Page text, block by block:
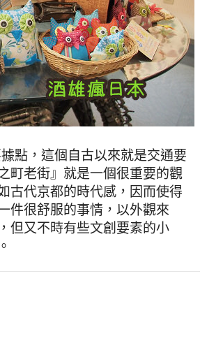
點，這個自古以來就是交通要
町老街』就是一個很重要的觀
古代京都的時代感，因而使得
件很舒服的事情，以外觀來
但又不時有些文創要素的小